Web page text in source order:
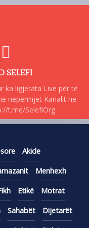
SELEFI
ka ligjerata Live për të
nëpërmjet Kanalit në
t.me/SelefiOrg
Akide
Menhexh
Etikë Motrat
Sahabët Dijetarët